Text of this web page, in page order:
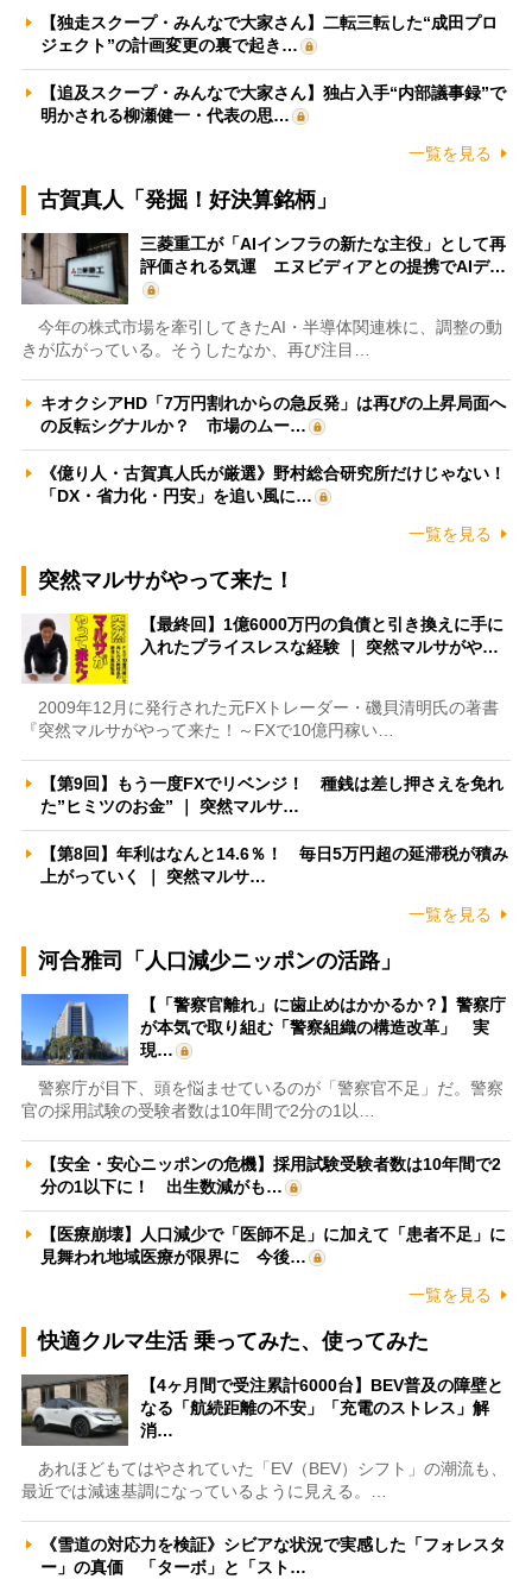
【独走スクープ・みんなで大家さん】二転三転した“成田プロ
ジェクト”の計画変更の裏で起き…
【追及スクープ・みんなで大家さん】独占入手“内部議事録”で
明かされる柳瀬健一・代表の思…
一覧を見る
古賀真人「発掘！好決算銘柄」
三菱重工が「AIインフラの新たな主役」として再
評価される気運 エヌビディアとの提携でAIデ…
今年の株式市場を牽引してきたAI・半導体関連株に、調整の動
きが広がっている。そうしたなか、再び注目…
キオクシアHD「7万円割れからの急反発」は再びの上昇局面へ
の反転シグナルか？ 市場のムー…
《億り人・古賀真人氏が厳選》野村総合研究所だけじゃない！
「DX・省力化・円安」を追い風に…
一覧を見る
突然マルサがやって来た！
【最終回】1億6000万円の負債と引き換えに手に
入れたプライスレスな経験 ｜ 突然マルサがや…
2009年12月に発行された元FXトレーダー・磯貝清明氏の著書
『突然マルサがやって来た！～FXで10億円稼い…
【第9回】もう一度FXでリベンジ！ 種銭は差し押さえを免れ
た”ヒミツのお金” ｜ 突然マルサ…
【第8回】年利はなんと14.6％！ 毎日5万円超の延滞税が積み
上がっていく ｜ 突然マルサ…
一覧を見る
河合雅司「人口減少ニッポンの活路」
【「警察官離れ」に歯止めはかかるか？】警察庁
が本気で取り組む「警察組織の構造改革」 実
現…
警察庁が目下、頭を悩ませているのが「警察官不足」だ。警察
官の採用試験の受験者数は10年間で2分の1以…
【安全・安心ニッポンの危機】採用試験受験者数は10年間で2
分の1以下に！ 出生数減がも…
【医療崩壊】人口減少で「医師不足」に加えて「患者不足」に
見舞われ地域医療が限界に 今後…
一覧を見る
快適クルマ生活 乗ってみた、使ってみた
【4ヶ月間で受注累計6000台】BEV普及の障壁と
なる「航続距離の不安」「充電のストレス」解
消…
あれほどもてはやされていた「EV（BEV）シフト」の潮流も、
最近では減速基調になっているように見える。…
《雪道の対応力を検証》シビアな状況で実感した「フォレスタ
ー」の真価 「ターボ」と「スト…